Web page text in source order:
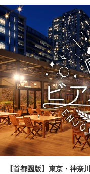
【首都圏版】東京・神奈